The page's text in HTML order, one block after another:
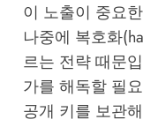
이 노출이 중요
나중에 복호화
르는 전략 때문
가를 해독할 필
공개 키를 보관